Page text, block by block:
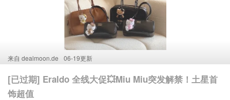
来自 dealmoon.de 06-19更新
[已过期] Eraldo 全线大促💥Miu Miu突发解禁！土星首
饰超值